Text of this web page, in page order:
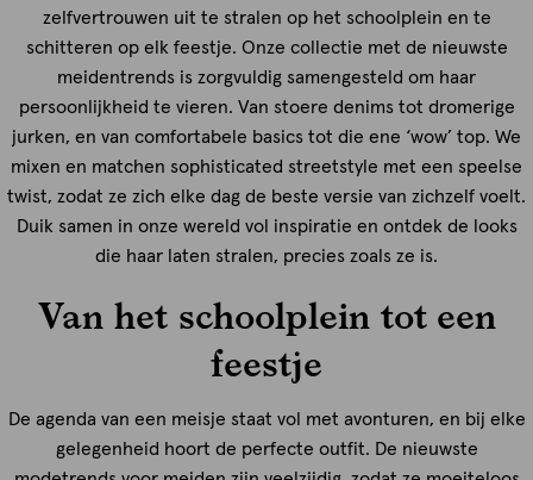
zelfvertrouwen uit te stralen op het schoolplein en te
schitteren op elk feestje. Onze collectie met de nieuwste
meidentrends is zorgvuldig samengesteld om haar
persoonlijkheid te vieren. Van stoere denims tot dromerige
jurken, en van comfortabele basics tot die ene ‘wow’ top. We
mixen en matchen sophisticated streetstyle met een speelse
twist, zodat ze zich elke dag de beste versie van zichzelf voelt.
Duik samen in onze wereld vol inspiratie en ontdek de looks
die haar laten stralen, precies zoals ze is.
Van het schoolplein tot een
feestje
De agenda van een meisje staat vol met avonturen, en bij elke
gelegenheid hoort de perfecte outfit. De nieuwste